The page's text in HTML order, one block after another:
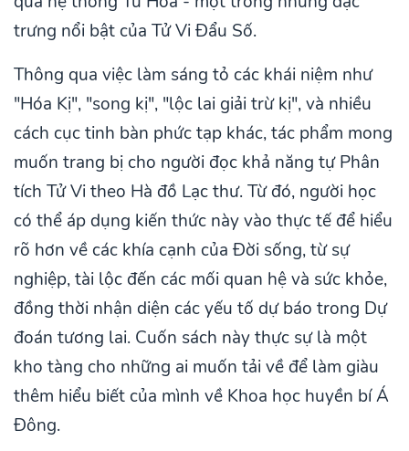
trưng nổi bật của Tử Vi Đẩu Số.
Thông qua việc làm sáng tỏ các khái niệm như
"Hóa Kị", "song kị", "lộc lai giải trừ kị", và nhiều
cách cục tinh bàn phức tạp khác, tác phẩm mong
muốn trang bị cho người đọc khả năng tự Phân
tích Tử Vi theo Hà đồ Lạc thư. Từ đó, người học
có thể áp dụng kiến thức này vào thực tế để hiểu
rõ hơn về các khía cạnh của Đời sống, từ sự
nghiệp, tài lộc đến các mối quan hệ và sức khỏe,
đồng thời nhận diện các yếu tố dự báo trong Dự
đoán tương lai. Cuốn sách này thực sự là một
kho tàng cho những ai muốn tải về để làm giàu
thêm hiểu biết của mình về Khoa học huyền bí Á
Đông.